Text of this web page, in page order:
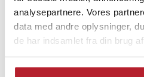
analysepartnere. Vores
data med andre oplysninger,
de har indsamlet fra din brug